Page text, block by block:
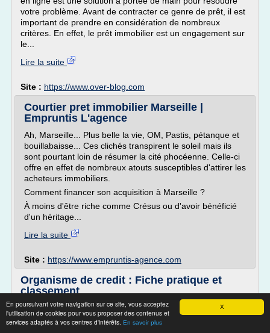
X
En poursuivant votre navigation sur ce site, vous acceptez
l'utilisation de cookies pour vous proposer des contenus et
services adaptés à vos centres d'intérêts. En savoir plus
votre problème. Avant de contracter ce genre de prêt, il est
important de prendre en considération de nombreux
critères. En effet, le prêt immobilier est un engagement sur
le...
Lire la suite
Site : https://www.over-blog.com
Courtier pret immobilier Marseille |
Empruntis L'agence
Ah, Marseille... Plus belle la vie, OM, Pastis, pétanque et
bouillabaisse... Ces clichés transpirent le soleil mais ils
sont pourtant loin de résumer la cité phocéenne. Celle-ci
offre en effet de nombreux atouts susceptibles d'attirer les
acheteurs immobiliers.
Comment financer son acquisition à Marseille ?
À moins d'être riche comme Crésus ou d'avoir bénéficié
d'un héritage...
Lire la suite
Site : https://www.empruntis-agence.com
Organisme de credit : Fiche pratique et
classement
Est-ce le bon moment pour un crédit immobilier ?
À chaque chose malheur est bon pourrait-on dire lorsque